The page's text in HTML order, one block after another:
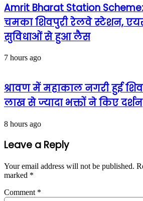
Amrit Bharat Station
चमका शिवपुरी रेलवे स्टेशन,
सुविधाओं से हुआ लैस
7 hours ago
श्रावण में महाकाल नगरी हुई
लाख से ज्यादा भक्तों ने किए दर्शन
8 hours ago
Leave a Reply
Your email address will not be published.
marked *
Comment *